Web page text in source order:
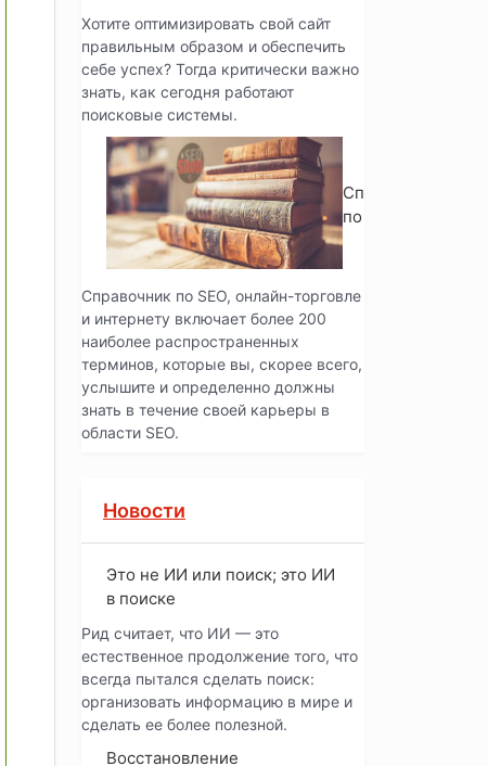
Хотите оптимизировать свой сайт
правильным образом и обеспечить
себе успех? Тогда критически важно
знать, как сегодня работают
поисковые системы.
Справочник
по SEO
Справочник по SEO, онлайн-торговле
и интернету включает более 200
наиболее распространенных
терминов, которые вы, скорее всего,
услышите и определенно должны
знать в течение своей карьеры в
области SEO.
Новости
Это не ИИ или поиск; это ИИ
в поиске
Рид считает, что ИИ — это
естественное продолжение того, что
всегда пытался сделать поиск:
организовать информацию в мире и
сделать ее более полезной.
Восстановление